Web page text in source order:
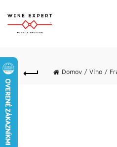
Domov Víno